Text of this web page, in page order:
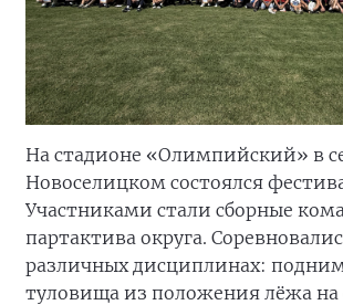
На стадионе «Олимпийский» в
Новоселицком состоялся
Участниками стали сборные
партактива округа.
различных дисциплинах:
туловища из положения лёжа на